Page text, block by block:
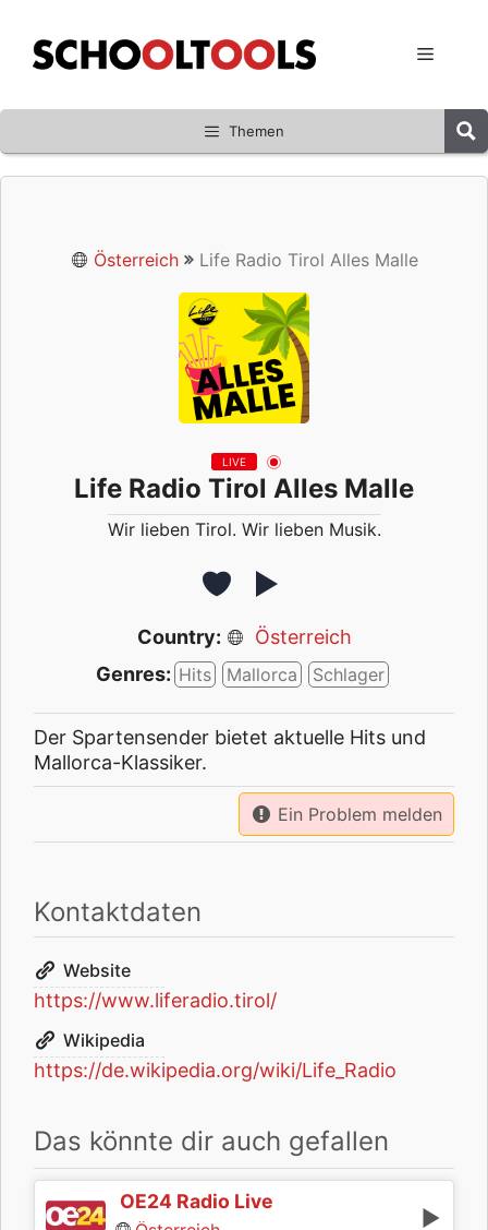
Inhalt
springen
Menü
Themen
Österreich Life Radio Tirol Alles Malle
LIVE
Life Radio Tirol Alles Malle
Wir lieben Tirol. Wir lieben Musik.
Country:
Österreich
Genres: Hits Mallorca Schlager
Der Spartensender bietet aktuelle Hits und
Mallorca-Klassiker.
Ein Problem melden
Kontaktdaten
Website
https://www.liferadio.tirol/
Wikipedia
https://de.wikipedia.org/wiki/Life_Radio
Das könnte dir auch gefallen
OE24 Radio Live